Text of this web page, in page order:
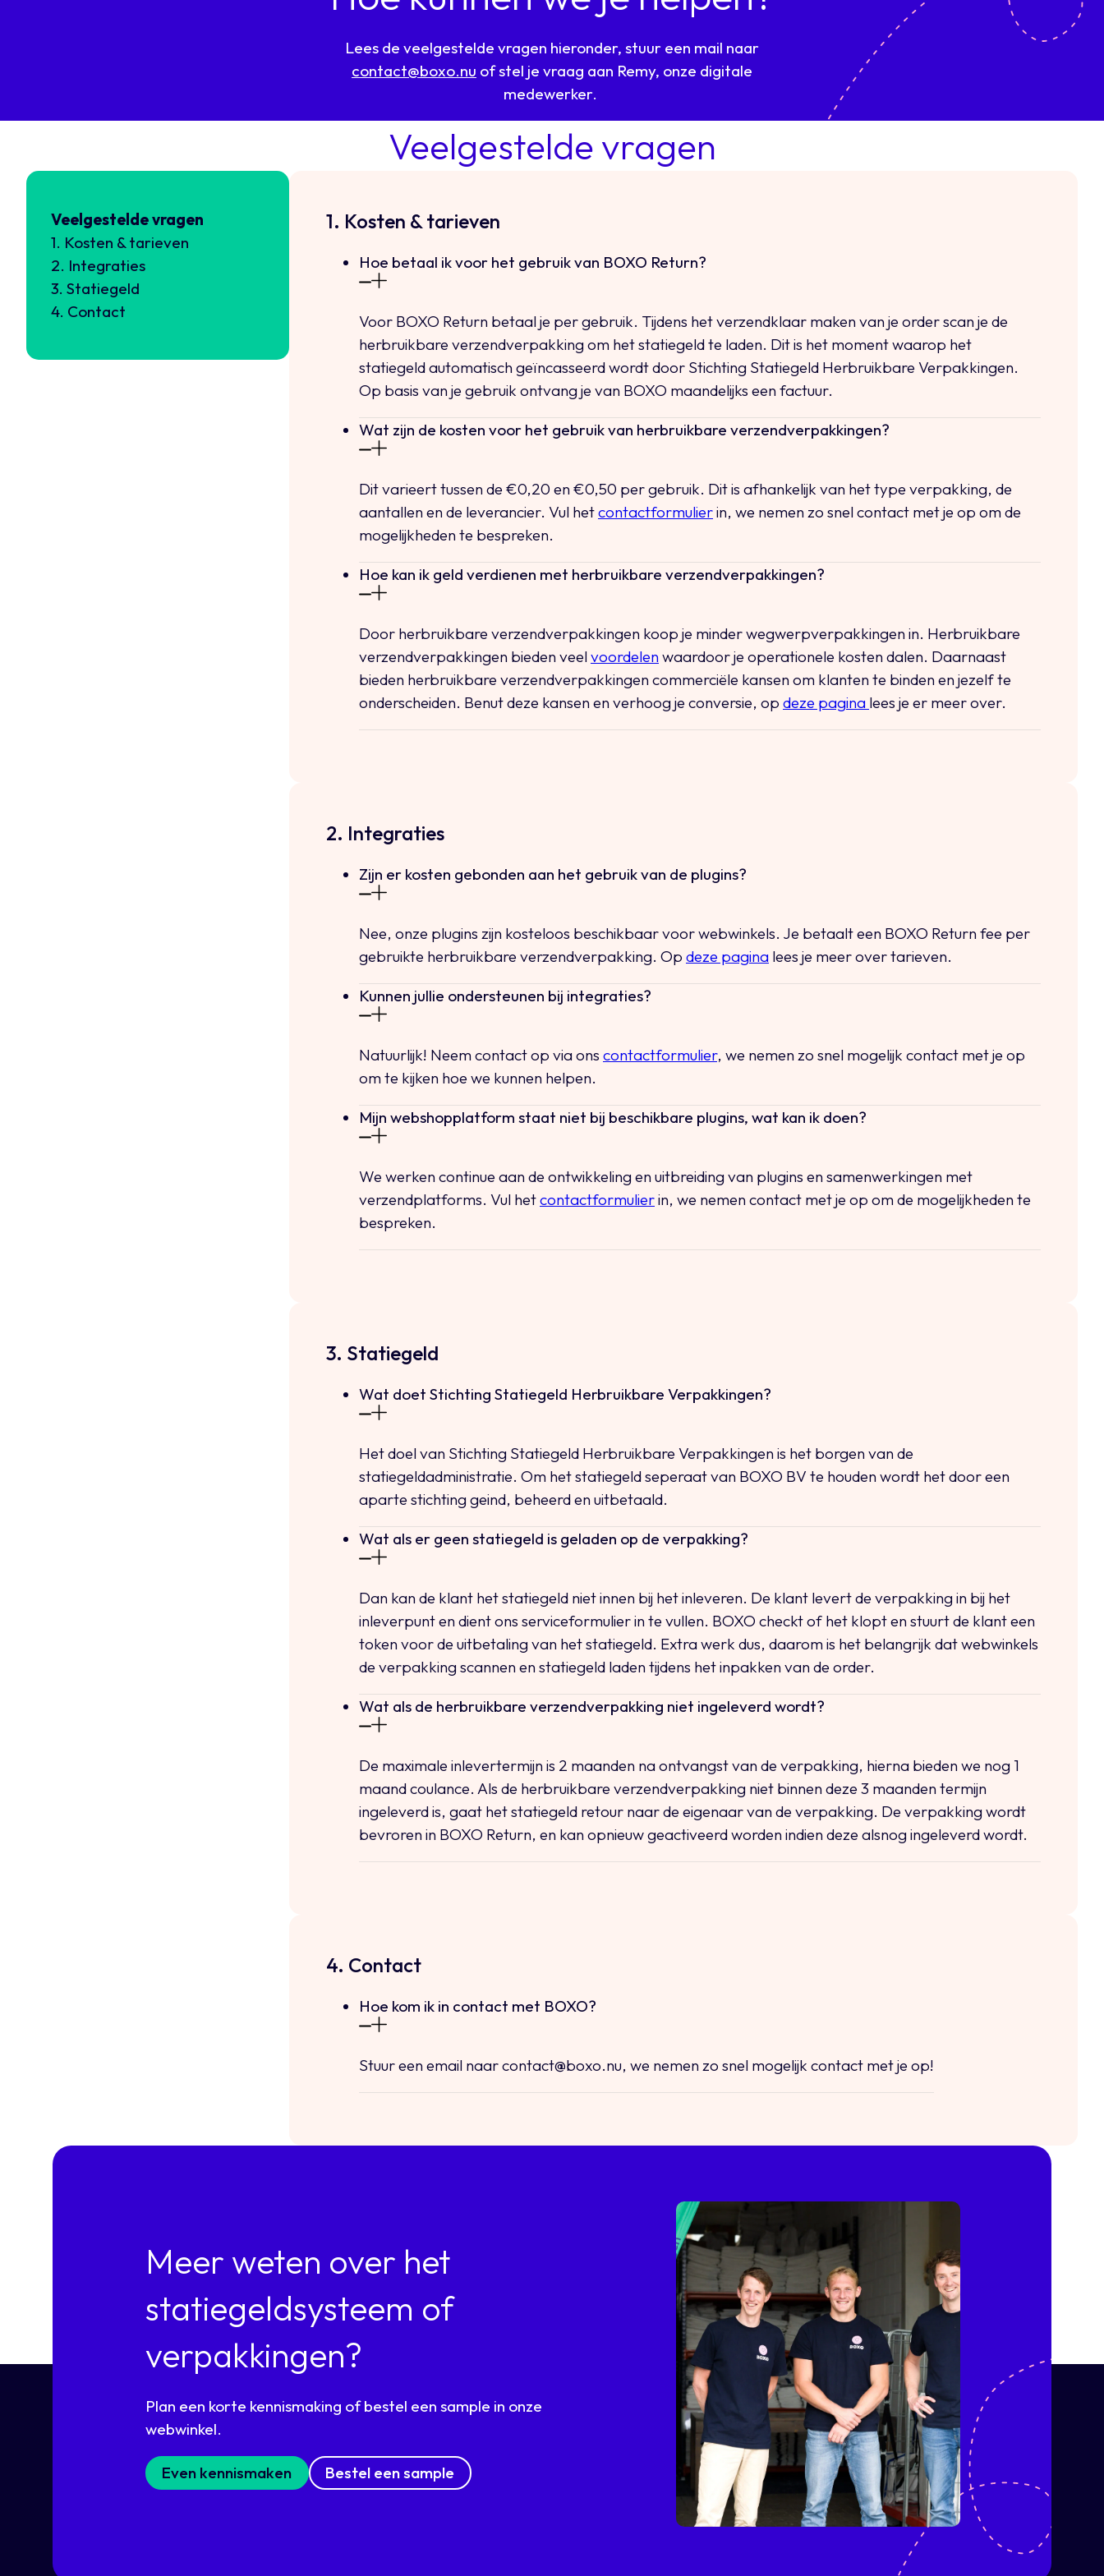
Lees de veelgestelde vragen hieronder, stuur een mail naar
contact@boxo.nu of stel je vraag aan Remy, onze digitale
medewerker.
Veelgestelde vragen
Veelgestelde vragen
1. Kosten & tarieven
2. Integraties
3. Statiegeld
4. Contact
1. Kosten & tarieven
Hoe betaal ik voor het gebruik van BOXO Return?
Voor BOXO Return betaal je per gebruik. Tijdens het verzendklaar maken van je order scan je de
herbruikbare verzendverpakking om het statiegeld te laden. Dit is het moment waarop het
statiegeld automatisch geïncasseerd wordt door Stichting Statiegeld Herbruikbare Verpakkingen.
Op basis van je gebruik ontvang je van BOXO maandelijks een factuur.
Wat zijn de kosten voor het gebruik van herbruikbare verzendverpakkingen?
Dit varieert tussen de €0,20 en €0,50 per gebruik. Dit is afhankelijk van het type verpakking, de
aantallen en de leverancier. Vul hetcontactformulierin, we nemen zo snel contact met je op om de
mogelijkheden te bespreken.
Hoe kan ik geld verdienen met herbruikbare verzendverpakkingen?
Door herbruikbare verzendverpakkingen koop je minder wegwerpverpakkingen in. Herbruikbare
verzendverpakkingen bieden veelvoordelenwaardoor je operationele kosten dalen. Daarnaast
bieden herbruikbare verzendverpakkingen commerciële kansen om klanten te binden en jezelf te
onderscheiden. Benut deze kansen en verhoog je conversie, op deze pagina lees je er meer over.
2. Integraties
Zijn er kosten gebonden aan het gebruik van de plugins?
Nee, onze plugins zijn kosteloos beschikbaar voor webwinkels. Je betaalt een BOXO Return fee per
gebruikte herbruikbare verzendverpakking. Op deze pagina lees je meer over tarieven.
Kunnen jullie ondersteunen bij integraties?
Natuurlijk! Neem contact op via ons contactformulier, we nemen zo snel mogelijk contact met je op
om te kijken hoe we kunnen helpen.
Mijn webshopplatform staat niet bij beschikbare plugins, wat kan ik doen?
We werken continue aan de ontwikkeling en uitbreiding van plugins en samenwerkingen met
verzendplatforms. Vul hetcontactformulierin, we nemen contact met je op om de mogelijkheden te
bespreken.
3. Statiegeld
Wat doet Stichting Statiegeld Herbruikbare Verpakkingen?
Het doel van Stichting Statiegeld Herbruikbare Verpakkingen is het borgen van de
statiegeldadministratie. Om het statiegeld seperaat van BOXO BV te houden wordt het door een
aparte stichting geind, beheerd en uitbetaald.
Wat als er geen statiegeld is geladen op de verpakking?
Dan kan de klant het statiegeld niet innen bij het inleveren. De klant levert de verpakking in bij het
inleverpunt en dient ons serviceformulier in te vullen. BOXO checkt of het klopt en stuurt de klant een
token voor de uitbetaling van het statiegeld. Extra werk dus, daarom is het belangrijk dat webwinkels
de verpakking scannen en statiegeld laden tijdens het inpakken van de order.
Wat als de herbruikbare verzendverpakking niet ingeleverd wordt?
De maximale inlevertermijn is 2 maanden na ontvangst van de verpakking, hierna bieden we nog 1
maand coulance. Als de herbruikbare verzendverpakking niet binnen deze 3 maanden termijn
ingeleverd is, gaat het statiegeld retour naar de eigenaar van de verpakking. De verpakking wordt
bevroren in BOXO Return, en kan opnieuw geactiveerd worden indien deze alsnog ingeleverd wordt.
4. Contact
Hoe kom ik in contact met BOXO?
Stuur een email naarcontact@boxo.nu, we nemen zo snel mogelijk contact met je op!
Meer weten over het
statiegeldsysteem of
verpakkingen?
Plan een korte kennismaking of bestel een sample in onze
webwinkel.
Even kennismaken Bestel een sample